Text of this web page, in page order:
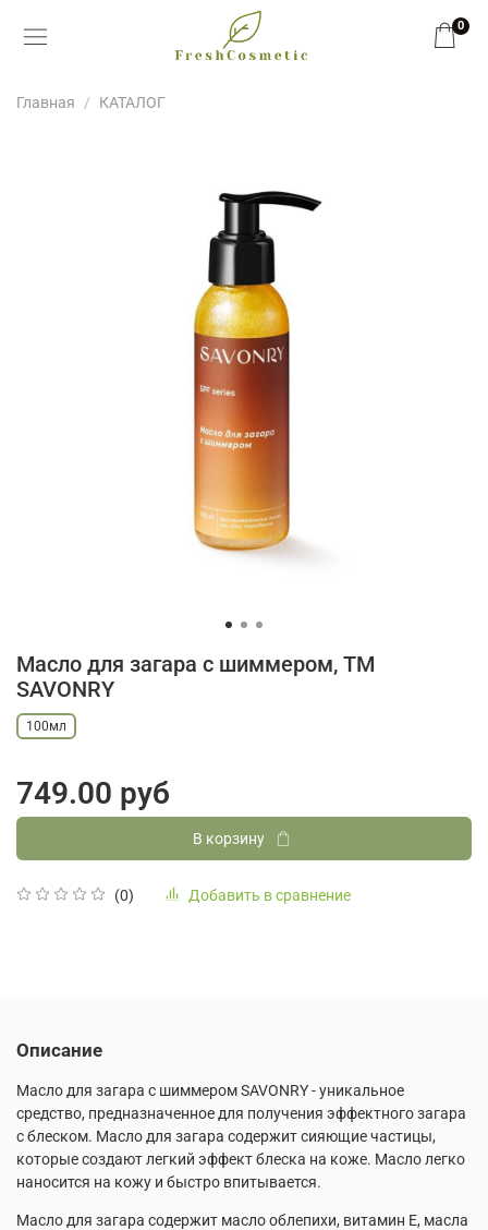
0
Главная КАТАЛОГ
Масло для загара с шиммером, ТМ
SAVONRY
(0) Добавить в сравнение
100мл
749.00 руб
В корзину
Описание
Масло для загара с шиммером SAVONRY - уникальное
средство, предназначенное для получения эффектного загара
с блеском. Масло для загара содержит сияющие частицы,
которые создают легкий эффект блеска на коже. Масло легко
наносится на кожу и быстро впитывается.
Масло для загара содержит масло облепихи, витамин Е, масла